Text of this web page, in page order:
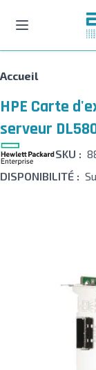
Accueil
HPE Carte
serveur
SKU :
DISPONIBILITÉ :